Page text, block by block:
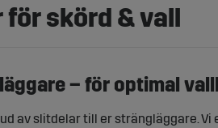
skörd & vall
– för optimal
av slitdelar till er strängläggare. Vi